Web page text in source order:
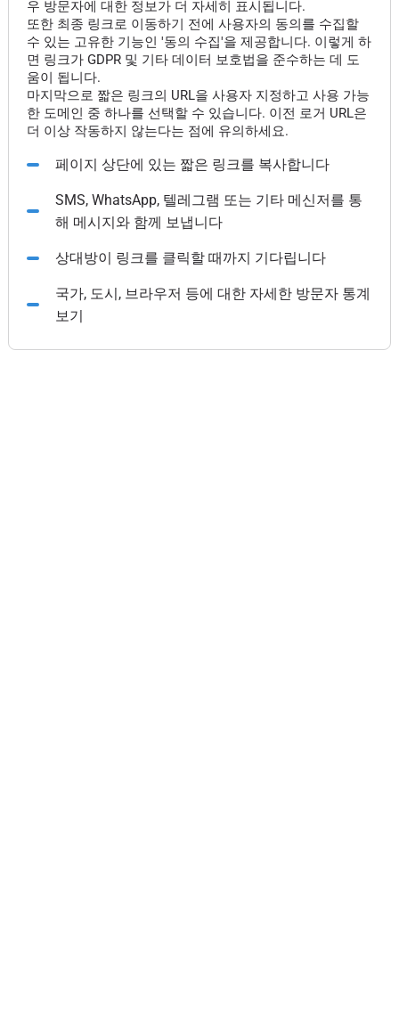
우 방문자에 대한 정보가 더 자세히 표시됩니다.
또한 최종 링크로 이동하기 전에 사용자의 동의를 수집할
수 있는 고유한 기능인 '동의 수집'을 제공합니다. 이렇게 하
면 링크가 GDPR 및 기타 데이터 보호법을 준수하는 데 도
움이 됩니다.
마지막으로 짧은 링크의 URL을 사용자 지정하고 사용 가능
한 도메인 중 하나를 선택할 수 있습니다. 이전 로거 URL은
더 이상 작동하지 않는다는 점에 유의하세요.
페이지 상단에 있는 짧은 링크를 복사합니다
SMS, WhatsApp, 텔레그램 또는 기타 메신저를 통
해 메시지와 함께 보냅니다
상대방이 링크를 클릭할 때까지 기다립니다
국가, 도시, 브라우저 등에 대한 자세한 방문자 통계
보기